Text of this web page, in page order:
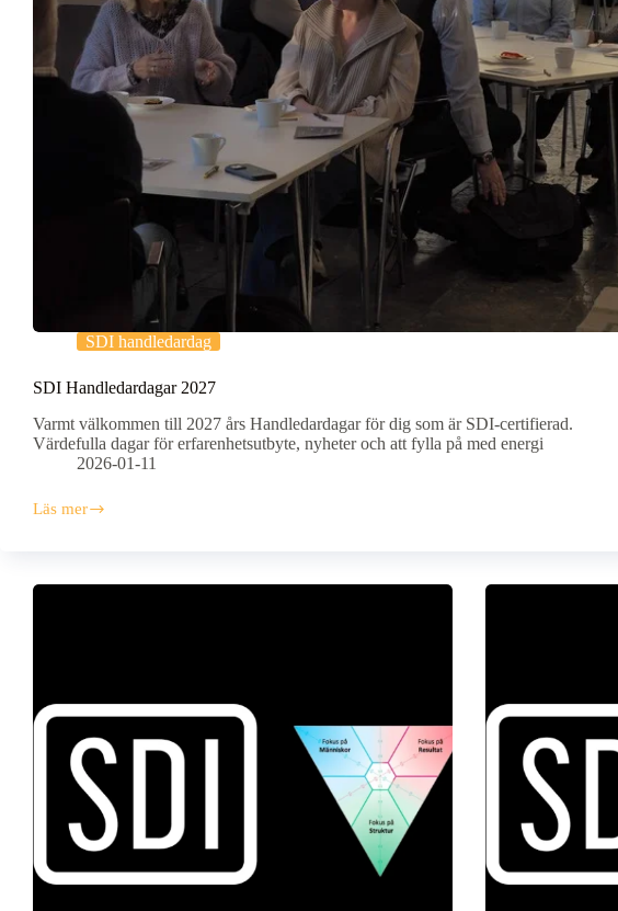
SDI handledardag
SDI Handledardagar 2027
Varmt välkommen till 2027 års Handledardagar för dig som är SDI-certifierad.
Värdefulla dagar för erfarenhetsutbyte, nyheter och att fylla på med energi
2026-01-11
Läs mer
SDI